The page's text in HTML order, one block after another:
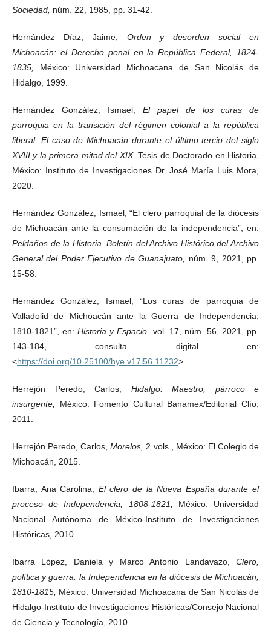
Sociedad, núm. 22, 1985, pp. 31-42.
Hernández Díaz, Jaime, Orden y desorden social en
Michoacán: el Derecho penal en la República Federal, 1824-
1835, México: Universidad Michoacana de San Nicolás de
Hidalgo, 1999.
Hernández González, Ismael, El papel de los curas de
parroquia en la transición del régimen colonial a la república
liberal. El caso de Michoacán durante el último tercio del siglo
XVIII y la primera mitad del XIX,Tesis de Doctorado en Historia,
México: Instituto de Investigaciones Dr. José María Luis Mora,
2020.
Hernández González, Ismael, “El clero parroquial de la diócesis
de Michoacán ante la consumación de la independencia”, en:
Peldaños de la Historia. Boletín del Archivo Histórico del Archivo
General del Poder Ejecutivo de Guanajuato, núm. 9, 2021, pp.
15-58.
Hernández González, Ismael, “Los curas de parroquia de
Valladolid de Michoacán ante la Guerra de Independencia,
1810-1821”, en:Historia y Espacio, vol. 17, núm. 56, 2021, pp.
143-184, consulta digital en:
<https://doi.org/10.25100/hye.v17i56.11232>.
Herrejón Peredo, Carlos, Hidalgo. Maestro, párroco e
insurgente, México: Fomento Cultural Banamex/Editorial Clío,
2011.
Herrejón Peredo, Carlos,Morelos, 2 vols., México: El Colegio de
Michoacán, 2015.
Ibarra, Ana Carolina, El clero de la Nueva España durante el
proceso de Independencia, 1808-1821, México: Universidad
Nacional Autónoma de México-Instituto de Investigaciones
Históricas, 2010.
Ibarra López, Daniela y Marco Antonio Landavazo, Clero,
política y guerra: la Independencia en la diócesis de Michoacán,
1810-1815, México: Universidad Michoacana de San Nicolás de
Hidalgo-Instituto de Investigaciones Históricas/Consejo Nacional
de Ciencia y Tecnología, 2010.